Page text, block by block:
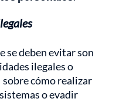
se deben evitar son
ilegales o
cómo realizar
o evadir